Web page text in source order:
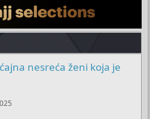
nesreća ženi koja je